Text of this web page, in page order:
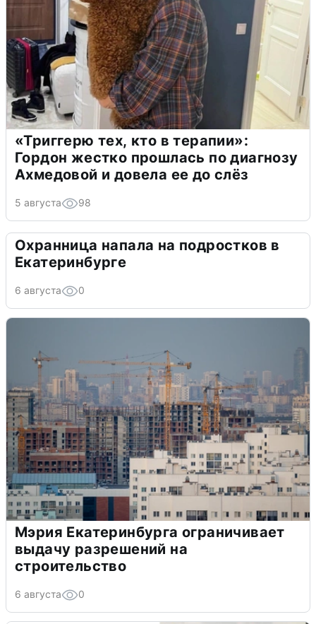
«Триггерю тех, кто в терапии»:
Гордон жестко прошлась по диагнозу
Ахмедовой и довела ее до слёз
5 августа 98
Охранница напала на подростков в
Екатеринбурге
6 августа 0
Мэрия Екатеринбурга ограничивает
выдачу разрешений на
строительство
6 августа 0